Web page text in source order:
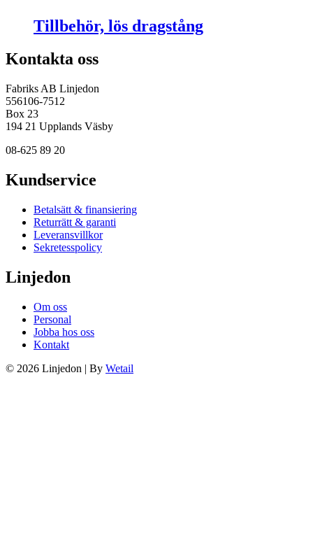
Tillbehör, lös dragstång
Kontakta oss
Fabriks AB Linjedon
556106-7512
Box 23
194 21 Upplands Väsby
08-625 89 20
Kundservice
Betalsätt & finansiering
Returrätt & garanti
Leveransvillkor
Sekretesspolicy
Linjedon
Om oss
Personal
Jobba hos oss
Kontakt
© 2026 Linjedon | By Wetail